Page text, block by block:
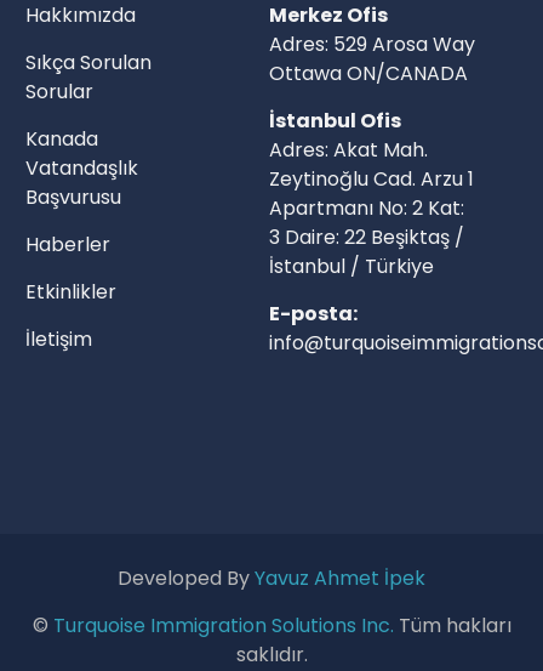
Hakkımızda
Sıkça Sorulan
Sorular
Kanada
Vatandaşlık
Başvurusu
Haberler
Etkinlikler
İletişim
Merkez Ofis
Adres: 529 Arosa Way
Ottawa ON/CANADA
İstanbul Ofis
Adres: Akat Mah.
Zeytinoğlu Cad. Arzu 1
Apartmanı No: 2 Kat:
3 Daire: 22 Beşiktaş /
İstanbul / Türkiye
E-posta:
Developed ByYavuz Ahmet İpek
© Turquoise Immigration Solutions Inc. Tüm hakları
saklıdır.